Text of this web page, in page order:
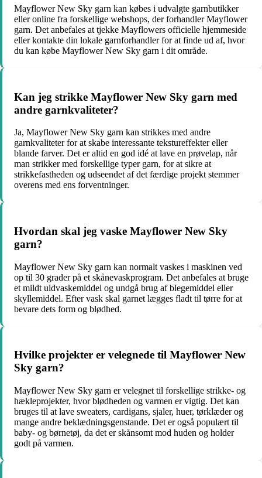
Mayflower New Sky garn kan købes i udvalgte garnbutikker
eller online fra forskellige webshops, der forhandler Mayflower
garn. Det anbefales at tjekke Mayflowers officielle hjemmeside
eller kontakte din lokale garnforhandler for at finde ud af, hvor
du kan købe Mayflower New Sky garn i dit område.
Kan jeg strikke Mayflower New Sky garn med
andre garnkvaliteter?
Ja, Mayflower New Sky garn kan strikkes med andre
garnkvaliteter for at skabe interessante tekstureffekter eller
blande farver. Det er altid en god idé at lave en prøvelap, når
man strikker med forskellige typer garn, for at sikre at
strikkefastheden og udseendet af det færdige projekt stemmer
overens med ens forventninger.
Hvordan skal jeg vaske Mayflower New Sky
garn?
Mayflower New Sky garn kan normalt vaskes i maskinen ved
op til 30 grader på et skånevaskprogram. Det anbefales at bruge
et mildt uldvaskemiddel og undgå brug af blegemiddel eller
skyllemiddel. Efter vask skal garnet lægges fladt til tørre for at
bevare dets form og blødhed.
Hvilke projekter er velegnede til Mayflower New
Sky garn?
Mayflower New Sky garn er velegnet til forskellige strikke- og
hækleprojekter, hvor blødheden og varmen er vigtig. Det kan
bruges til at lave sweaters, cardigans, sjaler, huer, tørklæder og
mange andre beklædningsgenstande. Det er også populært til
baby- og børnetøj, da det er skånsomt mod huden og holder
godt på varmen.